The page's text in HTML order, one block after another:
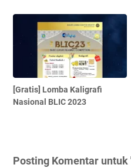
[Gratis] Lomba Kaligrafi
Nasional BLIC 2023
Posting Komentar untuk